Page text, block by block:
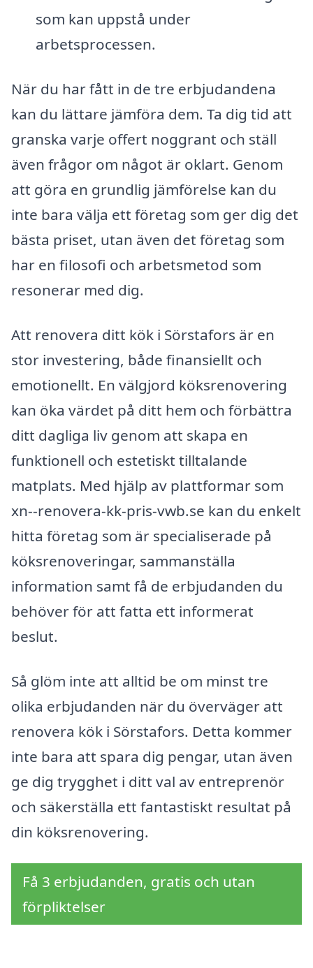
som kan uppstå under
arbetsprocessen.
När du har fått in de tre erbjudandena
kan du lättare jämföra dem. Ta dig tid att
granska varje offert noggrant och ställ
även frågor om något är oklart. Genom
att göra en grundlig jämförelse kan du
inte bara välja ett företag som ger dig det
bästa priset, utan även det företag som
har en filosofi och arbetsmetod som
resonerar med dig.
Att renovera ditt kök i Sörstafors är en
stor investering, både finansiellt och
emotionellt. En välgjord köksrenovering
kan öka värdet på ditt hem och förbättra
ditt dagliga liv genom att skapa en
funktionell och estetiskt tilltalande
matplats. Med hjälp av plattformar som
xn--renovera-kk-pris-vwb.se kan du enkelt
hitta företag som är specialiserade på
köksrenoveringar, sammanställa
information samt få de erbjudanden du
behöver för att fatta ett informerat
beslut.
Så glöm inte att alltid be om minst tre
olika erbjudanden när du överväger att
renovera kök i Sörstafors. Detta kommer
inte bara att spara dig pengar, utan även
ge dig trygghet i ditt val av entreprenör
och säkerställa ett fantastiskt resultat på
din köksrenovering.
Få 3 erbjudanden, gratis och utan
förpliktelser